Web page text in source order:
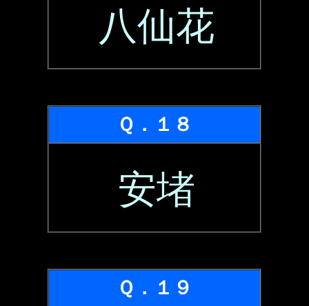
八仙花
Ｑ．１８
安堵
Ｑ．１９